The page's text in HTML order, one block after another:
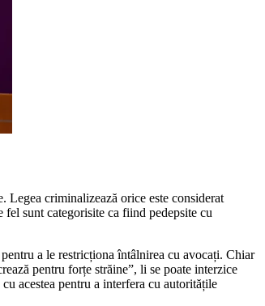
Legea criminalizează orice este considerat
sunt categorisite ca fiind pedepsite cu
a le restricționa întâlnirea cu avocați. Chiar
pentru forțe străine”, li se poate interzice
acestea pentru a interfera cu autoritățile